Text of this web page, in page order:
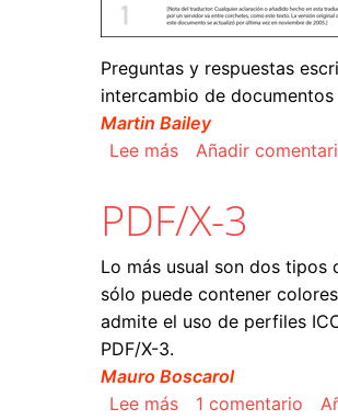
Preguntas y respuestas
intercambio de
Martin Bailey
Lee mássobre Preguntas y
Añadir
PDF/X-3
Lo más usual son dos tipos
sólo puede contener
admite el uso de perfiles
PDF/X-3.
Mauro Boscarol
Lee mássobre PDF/X-3
1 comentario